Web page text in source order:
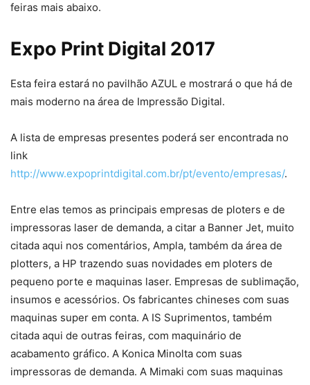
feiras mais abaixo.
Expo Print Digital 2017
Esta feira estará no pavilhão AZUL e mostrará o que há de
mais moderno na área de Impressão Digital.
A lista de empresas presentes poderá ser encontrada no
link
http://www.expoprintdigital.com.br/pt/evento/empresas/.
Entre elas temos as principais empresas de ploters e de
impressoras laser de demanda, a citar a Banner Jet, muito
citada aqui nos comentários, Ampla, também da área de
plotters, a HP trazendo suas novidades em ploters de
pequeno porte e maquinas laser. Empresas de sublimação,
insumos e acessórios. Os fabricantes chineses com suas
maquinas super em conta. A IS Suprimentos, também
citada aqui de outras feiras, com maquinário de
acabamento gráfico. A Konica Minolta com suas
impressoras de demanda. A Mimaki com suas maquinas